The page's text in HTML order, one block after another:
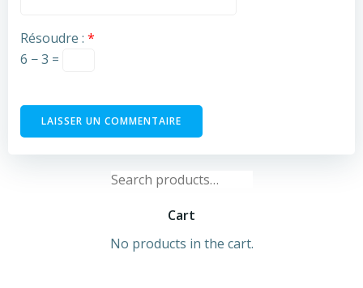
Résoudre : *
6 − 3 =
Search
Cart
No products in the cart.